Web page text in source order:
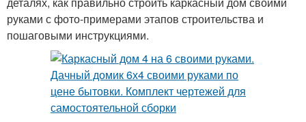
руками с фото-примерами этапов строительства и
пошаговыми инструкциями.